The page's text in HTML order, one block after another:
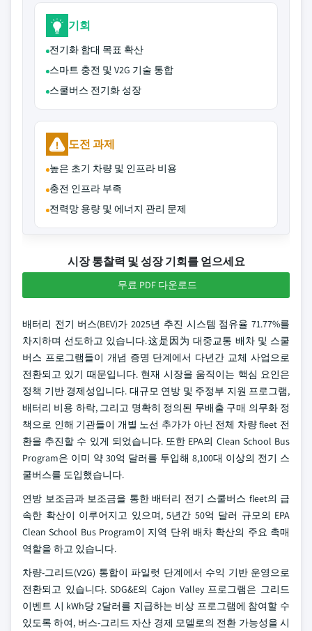
기회
전기화 함대 목표 확산
스마트 충전 및 V2G 기술 통합
스쿨버스 전기화 성장
도전 과제
높은 초기 차량 및 인프라 비용
충전 인프라 부족
전력망 용량 및 에너지 관리 문제
시장 통찰력 및 성장 기회를 얻으세요
무료 PDF 다운로드
배터리 전기 버스(BEV)가 2025년 추진 시스템 점유율 71.77%를
차지하며 선도하고 있습니다.这是因为 대중교통 배차 및 스쿨
버스 프로그램들이 개념 증명 단계에서 다년간 교체 사업으로
전환되고 있기 때문입니다. 현재 시장을 움직이는 핵심 요인은
정책 기반 경제성입니다. 대규모 연방 및 주정부 지원 프로그램,
배터리 비용 하락, 그리고 명확히 정의된 무배출 구매 의무화 정
책으로 인해 기관들이 개별 노선 추가가 아닌 전체 차량 fleet 전
환을 추진할 수 있게 되었습니다. 또한 EPA의 Clean School Bus
Program은 이미 약 30억 달러를 투입해 8,100대 이상의 전기 스
쿨버스를 도입했습니다.
연방 보조금과 보조금을 통한 배터리 전기 스쿨버스 fleet의 급
속한 확산이 이루어지고 있으며, 5년간 50억 달러 규모의 EPA
Clean School Bus Program이 지역 단위 배차 확산의 주요 촉매
역할을 하고 있습니다.
차량-그리드(V2G) 통합이 파일럿 단계에서 수익 기반 운영으로
전환되고 있습니다. SDG&E의 Cajon Valley 프로그램은 그리드
이벤트 시 kWh당 2달러를 지급하는 비상 프로그램에 참여할 수
있도록 하여, 버스-그리드 자산 경제 모델로의 전환 가능성을 시